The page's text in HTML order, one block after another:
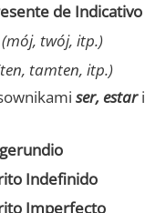
de Indicativo
(mój, twój, itp.)
tamten, itp.)
ser, estari
Indefinido
Imperfecto